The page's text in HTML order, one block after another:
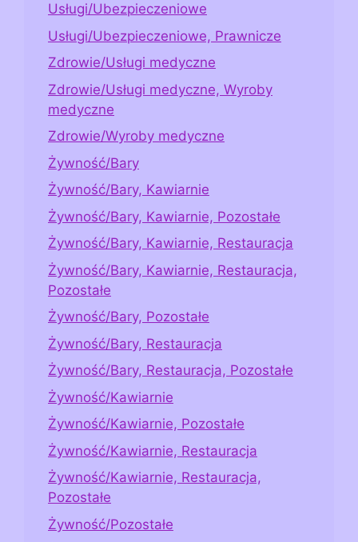
Usługi/Ubezpieczeniowe
Usługi/Ubezpieczeniowe, Prawnicze
Zdrowie/Usługi medyczne
Zdrowie/Usługi medyczne, Wyroby
medyczne
Zdrowie/Wyroby medyczne
Żywność/Bary
Żywność/Bary, Kawiarnie
Żywność/Bary, Kawiarnie, Pozostałe
Żywność/Bary, Kawiarnie, Restauracja
Żywność/Bary, Kawiarnie, Restauracja,
Pozostałe
Żywność/Bary, Pozostałe
Żywność/Bary, Restauracja
Żywność/Bary, Restauracja, Pozostałe
Żywność/Kawiarnie
Żywność/Kawiarnie, Pozostałe
Żywność/Kawiarnie, Restauracja
Żywność/Kawiarnie, Restauracja,
Pozostałe
Żywność/Pozostałe